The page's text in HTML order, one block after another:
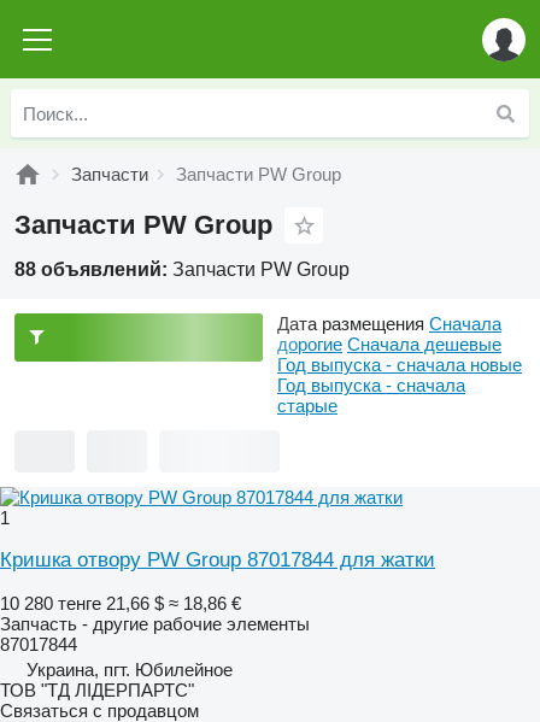
Запчасти Запчасти PW Group
Запчасти PW Group
88 объявлений: Запчасти PW Group
Дата размещения Сначала
дорогие Сначала дешевые
Год выпуска - сначала новые
Год выпуска - сначала
старые
1
Кришка отвору PW Group 87017844 для жатки
10 280 тенге 21,66 $ ≈ 18,86 €
Запчасть - другие рабочие элементы
87017844
Украина, пгт. Юбилейное
ТОВ "ТД ЛІДЕРПАРТС"
Связаться с продавцом